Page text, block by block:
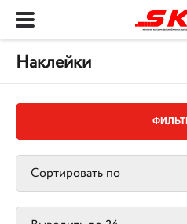
Наклейки